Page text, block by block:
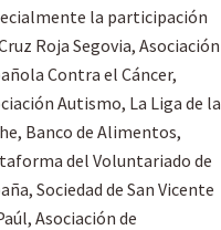
la participación
Roja Segovia, Asociación
Contra el Cáncer,
Autismo, La Liga de la
Banco de Alimentos,
del Voluntariado de
Sociedad de San Vicente
Asociación de